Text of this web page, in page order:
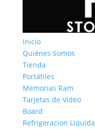
Inicio
Quiénes Somos
Tienda
Portátiles
Memorias Ram
Tarjetas de Video
Board
Refrigeracion Liquida